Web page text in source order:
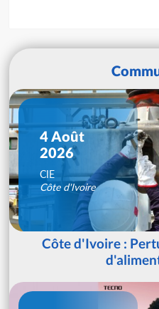
4 Août
2026
CIE
Côte d'Ivoire
Côte d'Ivoire :